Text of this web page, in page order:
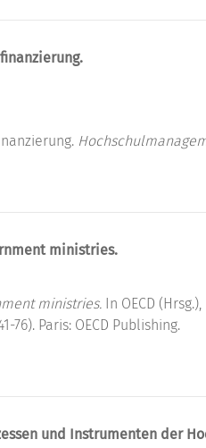
ministries.
ministries. In OECD
76). Paris: OECD Publishing.
und Instrumenten der